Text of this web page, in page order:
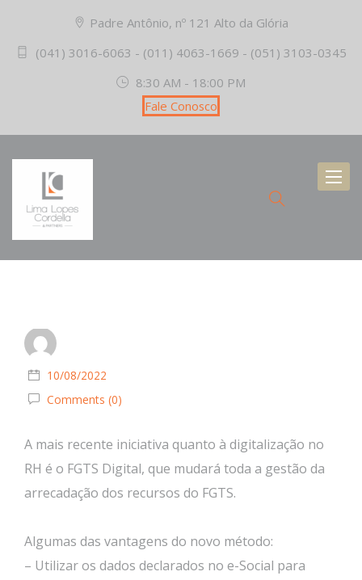
Padre Antônio, nº 121 Alto da Glória
(041) 3016-6063 - (011) 4063-1669 - (051) 3103-0345
8:30 AM - 18:00 PM
Fale Conosco
10/08/2022
Comments (0)
A mais recente iniciativa quanto à digitalização no
RH é o FGTS Digital, que mudará toda a gestão da
arrecadação dos recursos do FGTS.
Algumas das vantagens do novo método:
– Utilizar os dados declarados no e-Social para